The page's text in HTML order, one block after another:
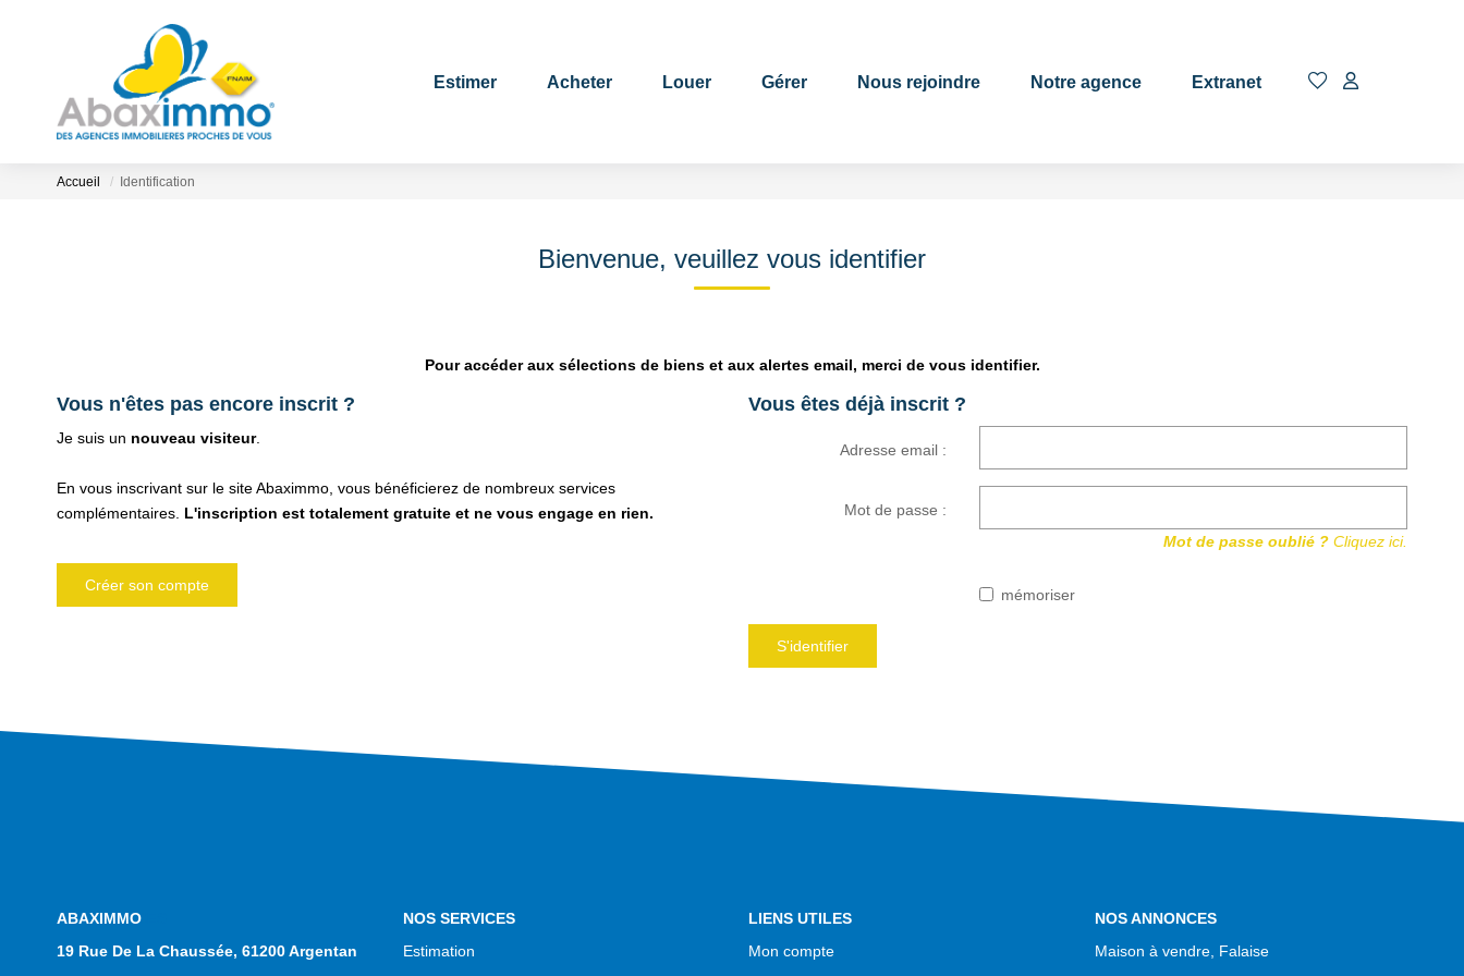
Estimer Acheter Louer Gérer Nous rejoindre Notre agence Extranet
Accueil Identification
Bienvenue, veuillez vous identifier
Pour accéder aux sélections de biens et aux alertes email, merci de vous identifier.
Vous n'êtes pas encore inscrit ?
Je suis un nouveau visiteur.
En vous inscrivant sur le site Abaximmo, vous bénéficierez de nombreux services
complémentaires. L'inscription est totalement gratuite et ne vous engage en rien.
Créer son compte
Vous êtes déjà inscrit ?
Adresse email :
Mot de passe :
Mot de passe oublié ?Cliquez ici.
mémoriser
S'identifier
NOS AGENCES
19 Rue De La Chaussée, 61200 Argentan
NOS SERVICES
Estimation
LIENS UTILES
Mon compte
NOS ANNONCES
Maison à vendre, Falaise